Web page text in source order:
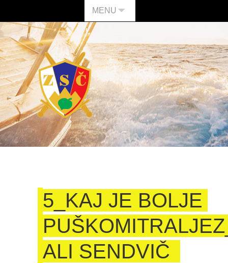
MENU
5_KAJ JE BOLJE
ALI SENDVIČ